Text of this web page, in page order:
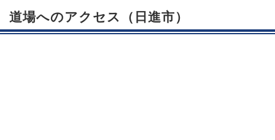
道場へのアクセス（日進市）